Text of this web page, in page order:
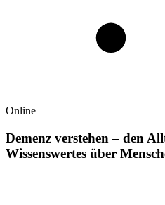
Online
Demenz verstehen – den
Wissenswertes über